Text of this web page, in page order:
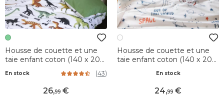
Housse de couette et une
taie enfant coton (140 x 200
En stock (43)
26,99
Housse de couette et une
taie enfant coton (140 x 200
En stock
24,99